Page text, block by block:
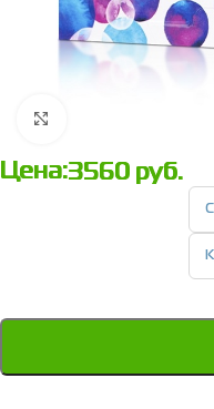
Цена:3560 руб.